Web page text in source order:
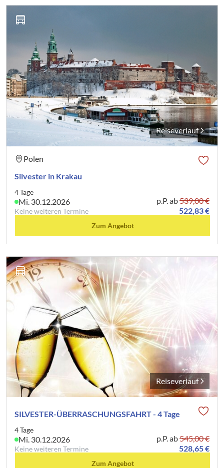
Reiseverlauf
Polen
Silvester in Krakau
4 Tage
Mi. 30.12.2026
Keine weiteren Termine
p.P. ab539,00 €
522,83 €
Zum Angebot
Reiseverlauf
SILVESTER-ÜBERRASCHUNGSFAHRT - 4 Tage
4 Tage
Mi. 30.12.2026
Keine weiteren Termine
p.P. ab545,00 €
528,65 €
Zum Angebot